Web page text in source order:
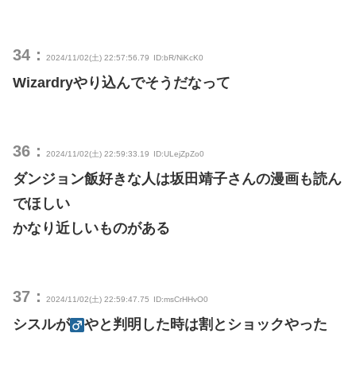
34： 2024/11/02(土) 22:57:56.79 ID:bR/NiKcK0
Wizardryやり込んでそうだなって
36： 2024/11/02(土) 22:59:33.19 ID:ULejZpZo0
ダンジョン飯好きな人は坂田靖子さんの漫画も読ん
でほしい
かなり近しいものがある
37： 2024/11/02(土) 22:59:47.75 ID:msCrHHvO0
シスルが やと判明した時は割とショックやった